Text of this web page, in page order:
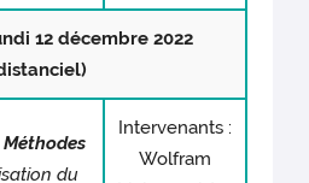
12 décembre 2022
du
Intervenants :
Wolfram